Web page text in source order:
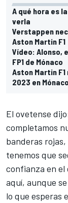
A qué hora es
verla
Verstappen
Aston Martin F1
Vídeo: Alonso,
FP1 de Mónaco
Aston Martin
2023 en Mónaco
El ovetense
completamos
banderas
tenemos que
confianza en
aquí, aunque
lo que esperas